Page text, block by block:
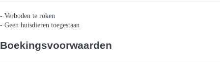
- Verboden te roken
- Geen huisdieren toegestaan
Boekingsvoorwaarden